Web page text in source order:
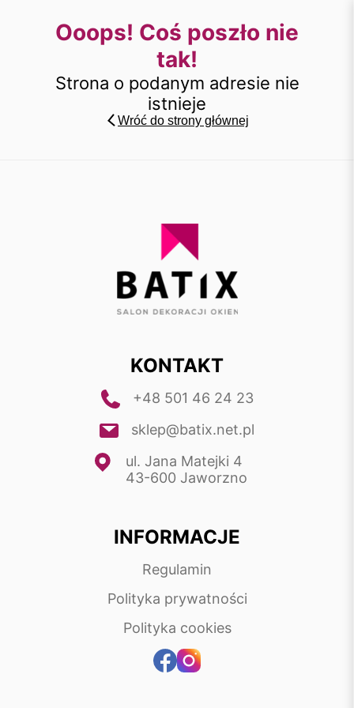
Ooops! Coś poszło nie
tak!
Strona o podanym adresie nie
istnieje
Wróć do strony głównej
KONTAKT
+48 501 46 24 23
sklep@batix.net.pl
ul. Jana Matejki 4
43-600 Jaworzno
INFORMACJE
Regulamin
Polityka prywatności
Polityka cookies